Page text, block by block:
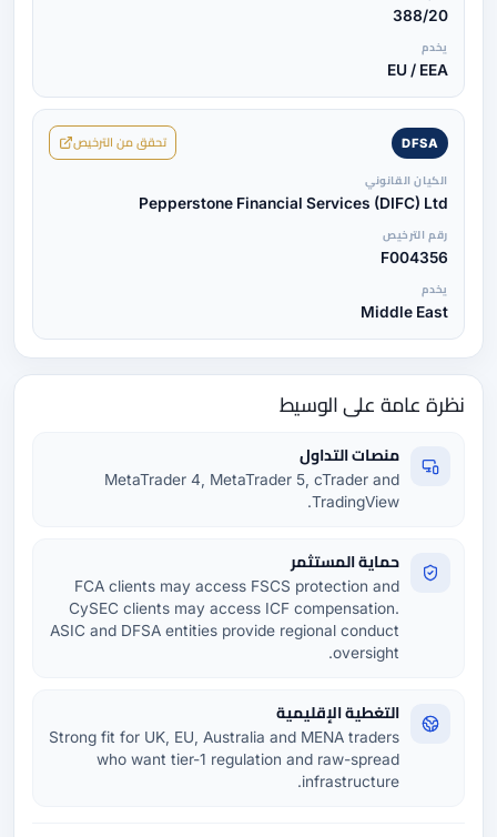
388/20
يخدم
EU / EEA
DFSA تحقق من الترخيص
الكيان القانوني
Pepperstone Financial Services (DIFC) Ltd
رقم الترخيص
F004356
يخدم
Middle East
نظرة عامة على الوسيط
منصات التداول
MetaTrader 4, MetaTrader 5, cTrader and
TradingView.
حماية المستثمر
FCA clients may access FSCS protection and
CySEC clients may access ICF compensation.
ASIC and DFSA entities provide regional conduct
oversight.
التغطية الإقليمية
Strong fit for UK, EU, Australia and MENA traders
who want tier-1 regulation and raw-spread
infrastructure.